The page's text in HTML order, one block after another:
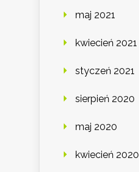
maj 2021
kwiecień 2021
styczeń 2021
sierpień 2020
maj 2020
kwiecień 2020